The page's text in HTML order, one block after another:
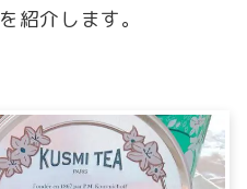
を紹介します。